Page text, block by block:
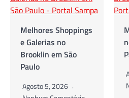
Melhores Docerias
no Brooklin em São
Paulo
Nenhum Comentário